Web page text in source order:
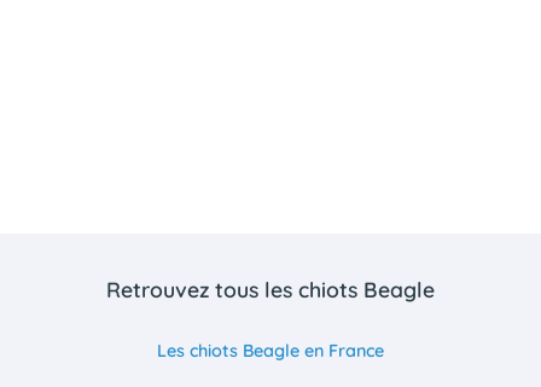
Retrouvez tous les chiots Beagle
Les chiots Beagle en France